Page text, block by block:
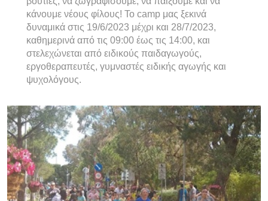
κάνουμε νέους φίλους! Το camp μας ξεκινά
δυναμικά στις 19/6/2023 μέχρι και 28/7/2023,
καθημερινά από τις 09:00 έως τις 14:00, και
στελεχώνεται από ειδικούς παιδαγωγούς,
εργοθεραπευτές, γυμναστές ειδικής αγωγής και
ψυχολόγους.